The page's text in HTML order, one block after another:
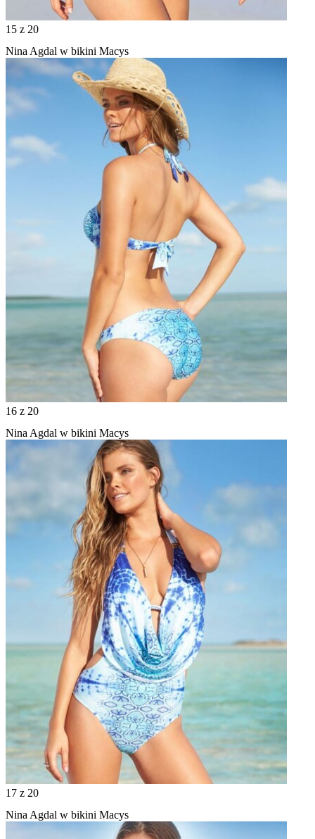
15 z 20
Nina Agdal w bikini Macys
16 z 20
Nina Agdal w bikini Macys
17 z 20
Nina Agdal w bikini Macys